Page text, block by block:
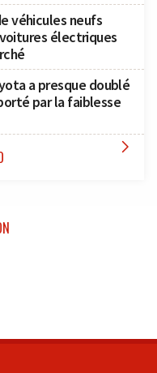
véhicules neufs
électriques
a presque doublé
par la faiblesse
